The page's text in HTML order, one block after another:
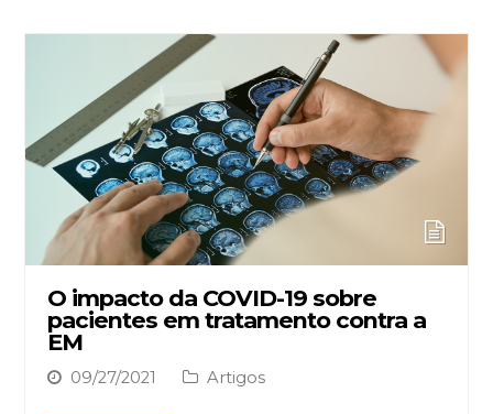
O impacto da COVID-19 sobre
pacientes em tratamento contra a
EM
09/27/2021 Artigos